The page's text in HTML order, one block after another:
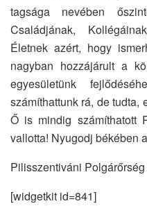
tagsága nevében
Családjának,
Életnek azért, hogy
nagyban hozzájárult a
egyesületünk
számíthattunk rá, de tudta,
Ő is mindig számíthatott
vallotta! Nyugodj békében
Pilisszentiváni
[widgetkit id=841]